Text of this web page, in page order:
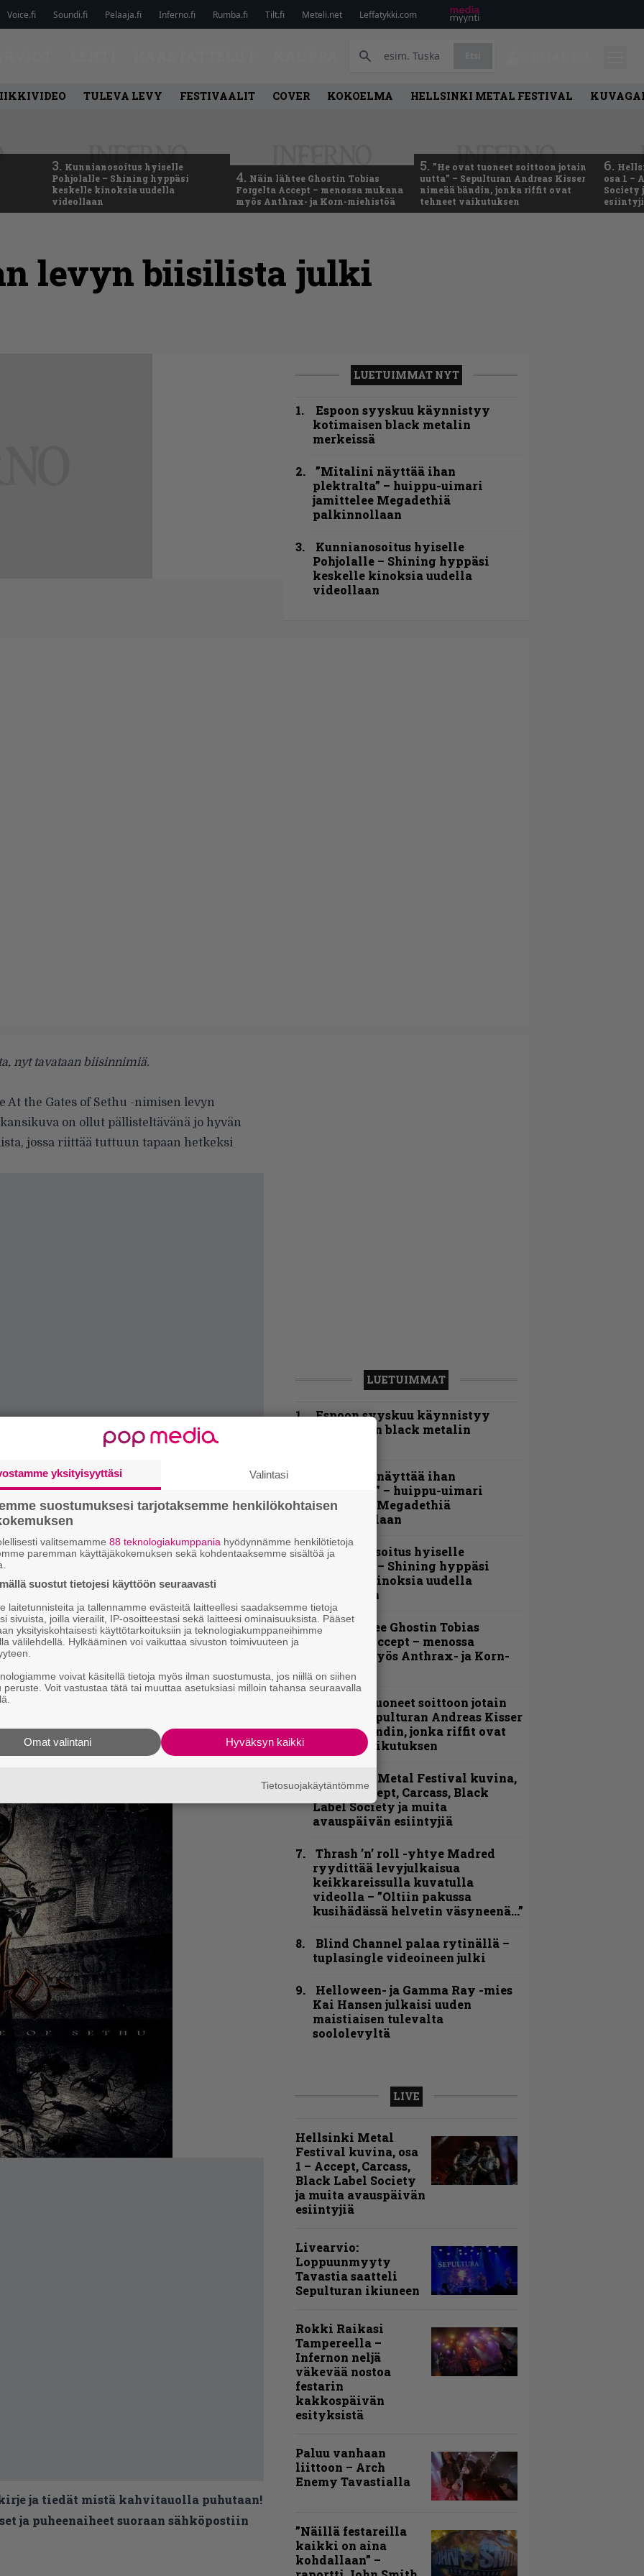
Voice.fi Soundi.fi Pelaaja.fi Inferno.fi Rumba.fi Tilt.fi Meteli.net Leffatykki.com
TULEVA LEVY FESTIVAALIT COVER KOKOELMA HELLSINKI METAL FESTIVAL
3. Kunnianosoitus hyiselle
Pohjolalle – Shining hyppäsi
keskelle kinoksia uudella
videollaan
4. Näin lähtee Ghostin Tobias
Forgelta Accept – menossa mukana
myös Anthrax- ja Korn-miehistöä
5. ”He ovat tuoneet soittoon jotain
uutta” – Sepulturan Andreas Kisser
nimeää bändin, jonka riffit ovat
tehneet vaikutuksen
6.
osa 1 –
Society
levyn biisilista julki
LUETUIMMAT NYT
Espoon syyskuu käynnistyy
kotimaisen black metalin
merkeissä
”Mitalini näyttää ihan
plektralta” – huippu-uimari
jamittelee Megadethiä
palkinnollaan
Kunnianosoitus hyiselle
Pohjolalle – Shining hyppäsi
keskelle kinoksia uudella
videollaan
nyt tavataan biisinnimiä.
At the Gates of Sethu -nimisen levyn
on ollut pällisteltävänä jo hyvän
jossa riittää tuttuun tapaan hetkeksi
of Flame
Magick of the Deceased
The Gate Of Sethu
the Ritual Deception of Death
of Flame (instrumental)
(instrumental)
ja tiedät mistä kahvitauolla puhutaan!
ja puheenaiheet suoraan sähköpostiin
LUETUIMMAT
Espoon syyskuu käynnistyy
kotimaisen black metalin
”Mitalini näyttää ihan
plektralta” – huippu-uimari
jamittelee Megadethiä
palkinnollaan
Kunnianosoitus hyiselle
Pohjolalle – Shining hyppäsi
keskelle kinoksia uudella
videollaan
Näin lähtee Ghostin Tobias
Forgelta Accept – menossa
mukana myös Anthrax- ja Korn-
miehistöä
”He ovat tuoneet soittoon jotain
uutta” – Sepulturan Andreas Kisser
nimeää bändin, jonka riffit ovat
tehneet vaikutuksen
Hellsinki Metal Festival kuvina,
osa 1 – Accept, Carcass, Black
Label Society ja muita
avauspäivän esiintyjiä
Thrash ’n’ roll -yhtye Madred
ryydittää levyjulkaisua
keikkareissulla kuvatulla
videolla – ”Oltiin pakussa
kusihädässä helvetin väsyneenä…”
Blind Channel palaa rytinällä –
tuplasingle videoineen julki
Helloween- ja Gamma Ray -mies
Kai Hansen julkaisi uuden
maistiaisen tulevalta
soololevyltä
LIVE
Hellsinki Metal
Festival kuvina, osa
1 – Accept, Carcass,
Black Label Society
ja muita avauspäivän
esiintyjiä
Livearvio:
Loppuunmyyty
Tavastia saatteli
Sepulturan ikiuneen
Rokki Raikasi
Tampereella –
Infernon neljä
väkevää nostoa
festarin
kakkospäivän
esityksistä
Paluu vanhaan
liittoon – Arch
Enemy Tavastialla
”Näillä festareilla
kaikki on aina
kohdallaan” –
yksityisyyttäsi Valintasi
suostumuksesi tarjotaksemme henkilökohtaisen
valitsemamme 88 teknologiakumppania hyödynnämme henkilötietoja
paremman käyttäjäkokemuksen sekä kohdentaaksemme sisältöä ja
suostut tietojesi käyttöön seuraavasti
laitetunnisteita ja tallennamme evästeitä laitteellesi saadaksemme tietoja
sivuista, joilla vierailit, IP-osoitteestasi sekä laitteesi ominaisuuksista. Pääset
yksityiskohtaisesti käyttötarkoituksiin ja teknologiakumppaneihimme
välilehdellä. Hylkääminen voi vaikuttaa sivuston toimivuuteen ja
voivat käsitellä tietoja myös ilman suostumusta, jos niillä on siihen
peruste. Voit vastustaa tätä tai muuttaa asetuksiasi milloin tahansa seuraavalla
Hyväksyn kaikki
Omat valintani
Tietosuojakäytäntömme